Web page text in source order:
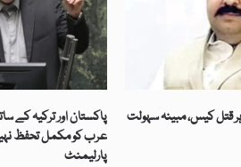
پاکستان اور ترکیہ کے
عرب کو مکمل تحفظ
پارلیمنٹ
قتل کیس، مبینہ سہولت